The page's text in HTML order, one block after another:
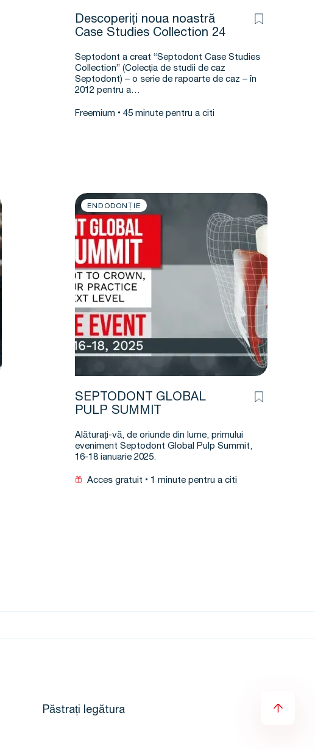
Descoperiți noua noastră
Case Studies Collection 24
Septodont a creat “Septodont Case Studies
Collection” (Colecția de studii de caz
Septodont) – o serie de rapoarte de caz – în
2012 pentru a…
Freemium 45 minute pentru a citi
ENDODONȚIE
SEPTODONT GLOBAL
PULP SUMMIT
Alăturați-vă, de oriunde din lume, primului
eveniment Septodont Global Pulp Summit,
16-18 ianuarie 2025.
Acces gratuit 1 minute pentru a citi
Păstrați legătura